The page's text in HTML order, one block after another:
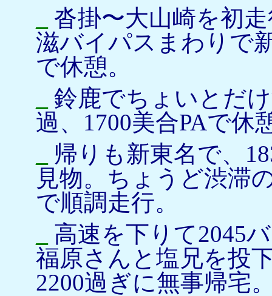
沓掛〜大山崎を初
滋バイパスまわりで
で休憩。
鈴鹿でちょいとだ
過、1700美合PAで休
帰りも新東名で、
見物。ちょうど渋滞
で順調走行。
高速を下りて2045
福原さんと塩兄を投
2200過ぎに無事帰宅